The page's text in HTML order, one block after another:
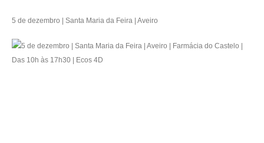
5 de dezembro | Santa Maria da Feira | Aveiro